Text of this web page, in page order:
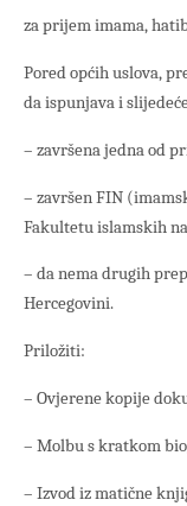
za prijem imama,
Pored općih uslova,
da ispunjava i
– završena jedna od
– završen FIN
Fakultetu islamskih
– da nema drugih
Hercegovini.
Priložiti:
– Ovjerene kopije
– Molbu s kratkom
– Izvod iz matične